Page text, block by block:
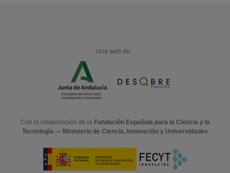
Una web de:
Con la colaboración de la Fundación Española para la Ciencia y la
Tecnología — Ministerio de Ciencia, Innovación y Universidades